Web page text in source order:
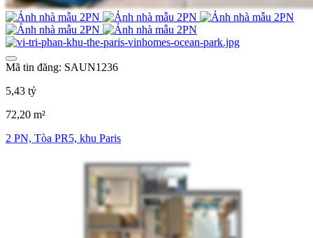
Mã tin đăng: SAUN1236
5,43 tỷ
72,20 m²
2 PN, Tòa PR5, khu Paris